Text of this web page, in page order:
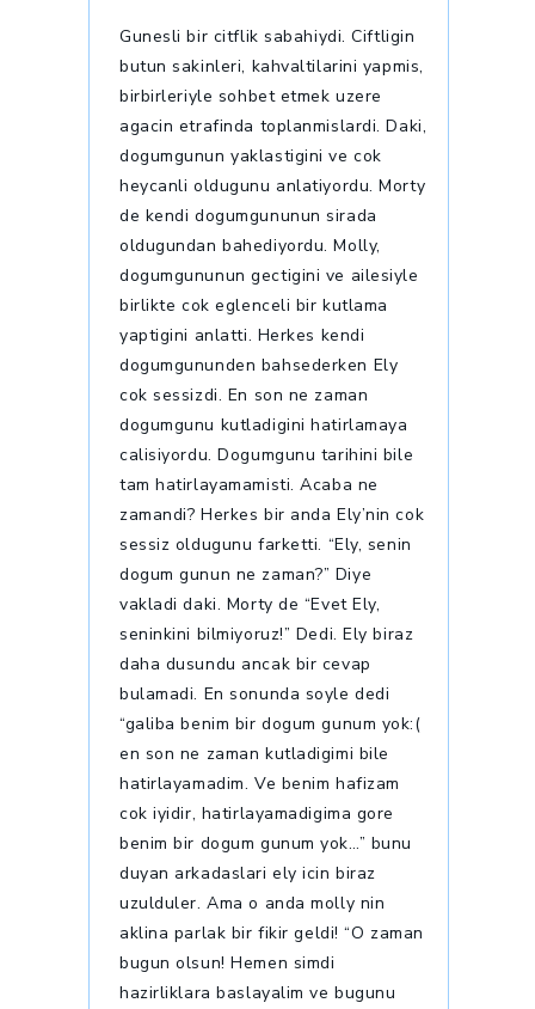
Gunesli bir citflik sabahiydi. Ciftligin
butun sakinleri, kahvaltilarini yapmis,
birbirleriyle sohbet etmek uzere
agacin etrafinda toplanmislardi. Daki,
dogumgunun yaklastigini ve cok
heycanli oldugunu anlatiyordu. Morty
de kendi dogumgununun sirada
oldugundan bahediyordu. Molly,
dogumgununun gectigini ve ailesiyle
birlikte cok eglenceli bir kutlama
yaptigini anlatti. Herkes kendi
dogumgununden bahsederken Ely
cok sessizdi. En son ne zaman
dogumgunu kutladigini hatirlamaya
calisiyordu. Dogumgunu tarihini bile
tam hatirlayamamisti. Acaba ne
zamandi? Herkes bir anda Ely’nin cok
sessiz oldugunu farketti. “Ely, senin
dogum gunun ne zaman?” Diye
vakladi daki. Morty de “Evet Ely,
seninkini bilmiyoruz!” Dedi. Ely biraz
daha dusundu ancak bir cevap
bulamadi. En sonunda soyle dedi
“galiba benim bir dogum gunum yok:(
en son ne zaman kutladigimi bile
hatirlayamadim. Ve benim hafizam
cok iyidir, hatirlayamadigima gore
benim bir dogum gunum yok…” bunu
duyan arkadaslari ely icin biraz
uzulduler. Ama o anda molly nin
aklina parlak bir fikir geldi! “O zaman
bugun olsun! Hemen simdi
hazirliklara baslayalim ve bugunu